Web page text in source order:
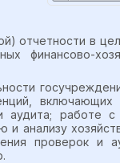
отчетности в
финансово-
аудита; работе
анализу
проверок и